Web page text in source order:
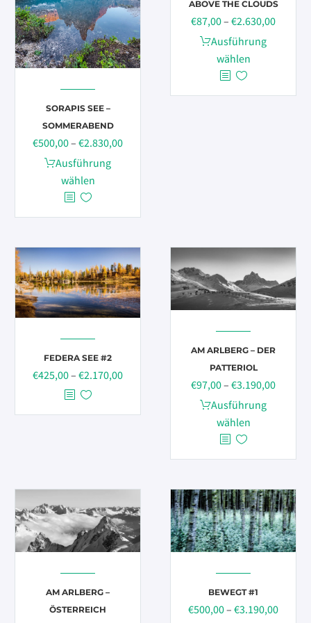
gewählt
werden
SORAPIS SEE –
SOMMERABEND
€500,00– €2.830,00Preisspanne:
Ausführung
wählen
Dieses
Produkt
weist
mehrere
auf.
Die
Optionen
können
auf
der
Produktseite
gewählt
werden
ABOVE THE CLOUDS
€87,00– €2.630,00
Ausführung
wählen
Dieses
Produkt
weist
mehrere
gewählt
werden
FEDERA SEE #2
€425,00– €2.170,00Preisspanne:
AM ARLBERG – DER
PATTERIOL
€97,00– €3.190,00
Ausführung
wählen
Dieses
Produkt
weist
mehrere
auf.
Die
Optionen
können
der
Produktseite
gewählt
AM ARLBERG –
ÖSTERREICH
BEWEGT #1
€500,00– €3.190,00